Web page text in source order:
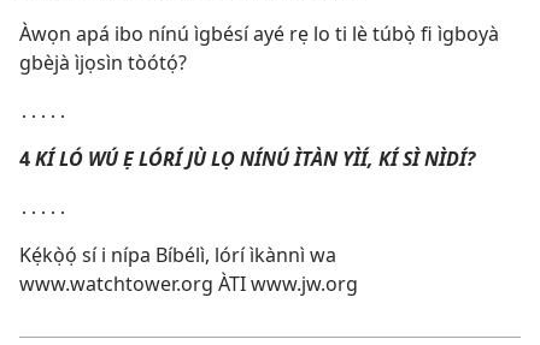
Àwọn apá ibo nínú ìgbésí ayé rẹ lo ti lè túbọ̀ fi ìgboyà
gbèjà ìjọsìn tòótọ́?
․․․․․
4KÍ LÓ WÚ Ẹ LÓRÍ JÙ LỌ NÍNÚ ÌTÀN YÌÍ, KÍ SÌ NÌDÍ?
․․․․․
Kẹ́kọ̀ọ́ sí i nípa Bíbélì, lórí ìkànnì wa
www.watchtower.org ÀTI www.jw.org